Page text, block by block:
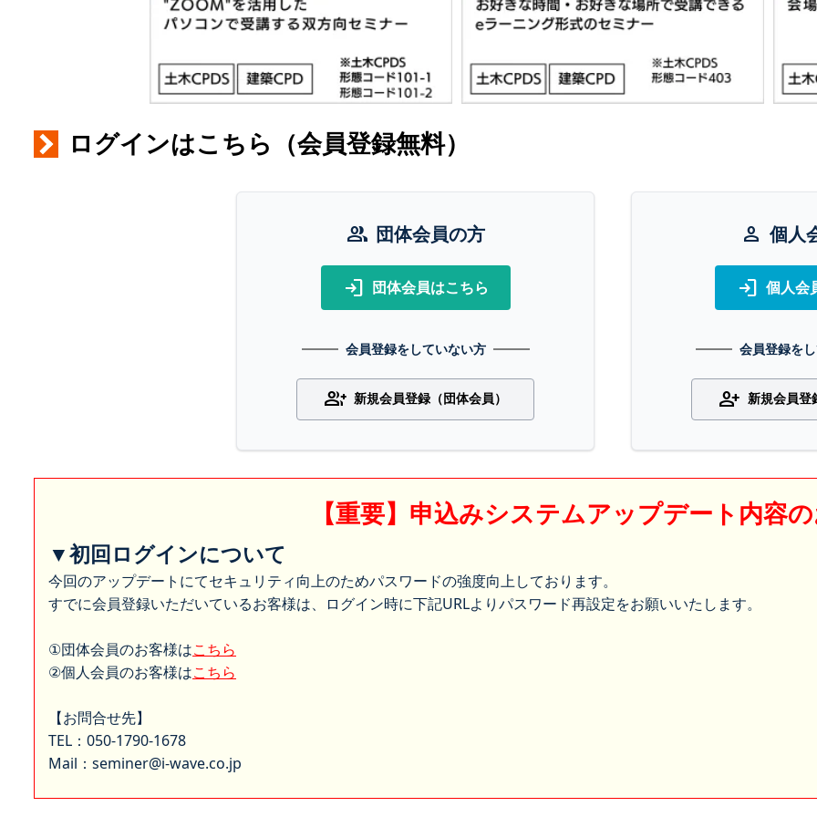
ログインはこちら（会員登録無料）
group 団体会員の方
login 団体会員はこちら
会員登録をしていない方
group_add 新規会員登録（団体会員）
person 個人
login 個人会
会員登録を
person_add 新規会員登
【重要】申込みシステムアップデート内容
▼初回ログインについて
今回のアップデートにてセキュリティ向上のためパスワードの強度向上しております。
すでに会員登録いただいているお客様は、ログイン時に下記URLよりパスワード再設定をお願いいたします。
①団体会員のお客様はこちら
②個人会員のお客様はこちら
【お問合せ先】
TEL：050-1790-1678
Mail：seminer@i-wave.co.jp